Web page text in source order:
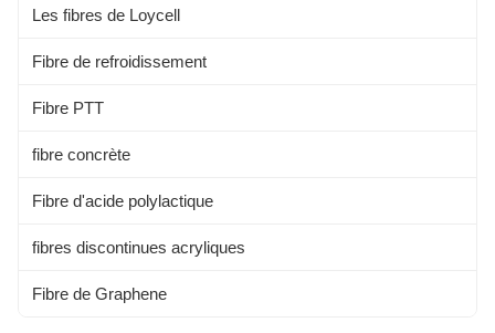
Les fibres alginées
Les fibres de Kapok
Fibre de bambou
Les fibres de Loycell
Fibre de refroidissement
Fibre PTT
fibre concrète
Fibre d'acide polylactique
fibres discontinues acryliques
Fibre de Graphene